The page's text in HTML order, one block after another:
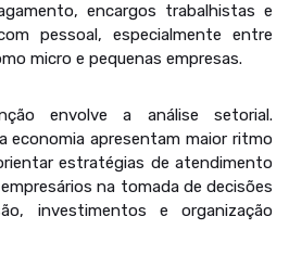
encargos trabalhistas e
pessoal, especialmente entre
micro e pequenas empresas.
envolve a análise setorial.
economia apresentam maior ritmo
estratégias de atendimento
na tomada de decisões
investimentos e organização